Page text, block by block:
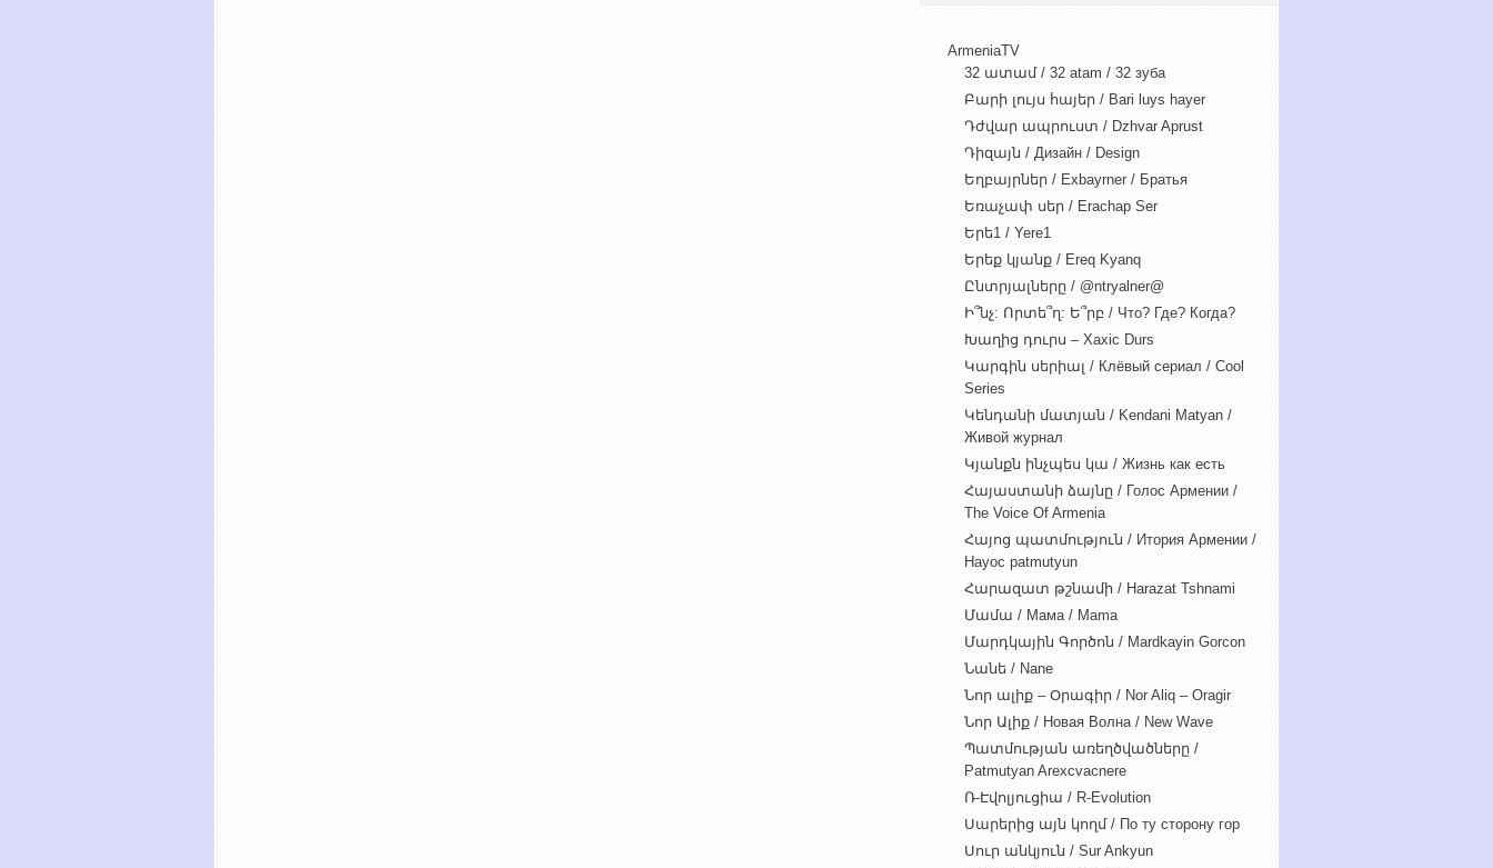
ArmeniaTV
32 ատամ / 32 atam / 32 зуба
Բարի լույս հայեր / Bari luys hayer
Դժվար ապրուստ / Dzhvar Aprust
Դիզայն / Дизайн / Design
Եղբայրներ / Exbayrner / Братья
Եռաչափ սեր / Erachap Ser
Երե1 / Yere1
Երեք կյանք / Ereq Kyanq
Ընտրյալները / @ntryalner@
Ի՞նչ: Որտե՞ղ: Ե՞րբ / Что? Где? Когда?
Խաղից դուրս – Xaxic Durs
Կարգին սերիալ / Клёвый сериал / Cool
Series
Կենդանի մատյան / Kendani Matyan /
Живой журнал
Կյանքն ինչպես կա / Жизнь как есть
Հայաստանի ձայնը / Голос Армении /
The Voice Of Armenia
Հայոց պատմություն / Итория Армении /
Hayoc patmutyun
Հարազատ թշնամի / Harazat Tshnami
Մամա / Мама / Mama
Մարդկային Գործոն / Mardkayin Gorcon
Նանե / Nane
Նոր ալիք – Օրագիր / Nor Aliq – Oragir
Նոր Ալիք / Новая Волна / New Wave
Պատմության առեղծվածները /
Patmutyan Arexcvacnere
Ռ-Էվոլյուցիա / R-Evolution
Սարերից այն կողմ / По ту сторону гор
Սուր անկյուն / Sur Ankyun